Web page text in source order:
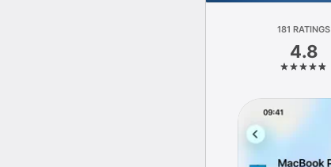
181 RATINGS
4.8